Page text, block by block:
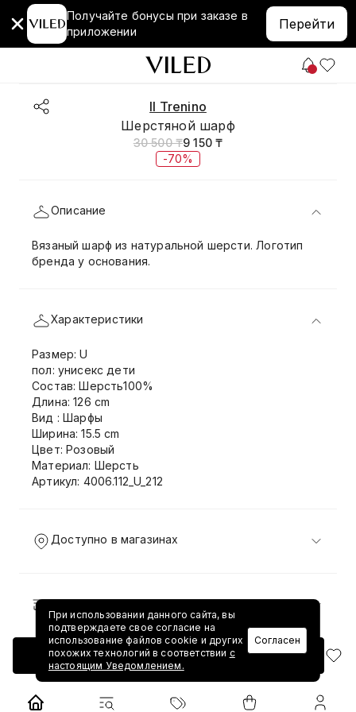
Получайте бонусы при заказе в
приложении
Перейти
Il Trenino
Шерстяной шарф
30 500 ₸9 150 ₸
-70%
Добавить в корзину
Описание
Вязаный шарф из натуральной шерсти. Логотип
бренда у основания.
Характеристики
Размер: U
пол: унисекс дети
Состав: Шерсть100%
Длина: 126 cm
Вид : Шарфы
Ширина: 15.5 cm
Цвет: Розовый
Материал: Шерсть
Артикул: 4006.112_U_212
Доступно в магазинах
Доставка и возврат
При использовании данного сайта, вы
подтверждаете свое согласие на
использование файлов cookie и других
похожих технологий в соответствии с
настоящим Уведомлением.
Согласен